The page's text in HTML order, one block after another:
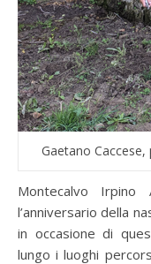
Gaetano
Montecalvo Irpino AV – Domani, 29 settembre, è
l’anniversario della
in occasione di
lungo i luoghi